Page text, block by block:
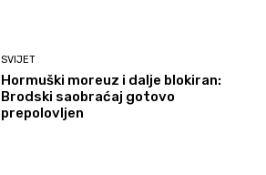
SVIJET
Hormuški moreuz i dalje blokiran:
Brodski saobraćaj gotovo
prepolovljen